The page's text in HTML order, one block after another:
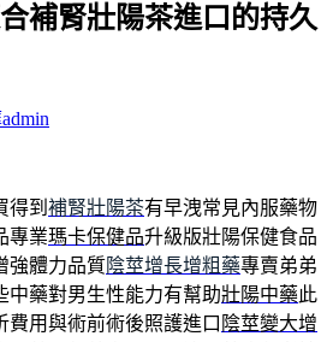
補腎壯陽茶進口的持久
admin
得到 補腎壯陽茶有早洩常見內服藥物
專業瑪卡保健品升級版壯陽保健食品
強體力品質陰莖增長增粗藥專賣弟弟
中藥對男生性能力有幫助壯陽中藥此
用與術前術後照護進口 陰莖變大增